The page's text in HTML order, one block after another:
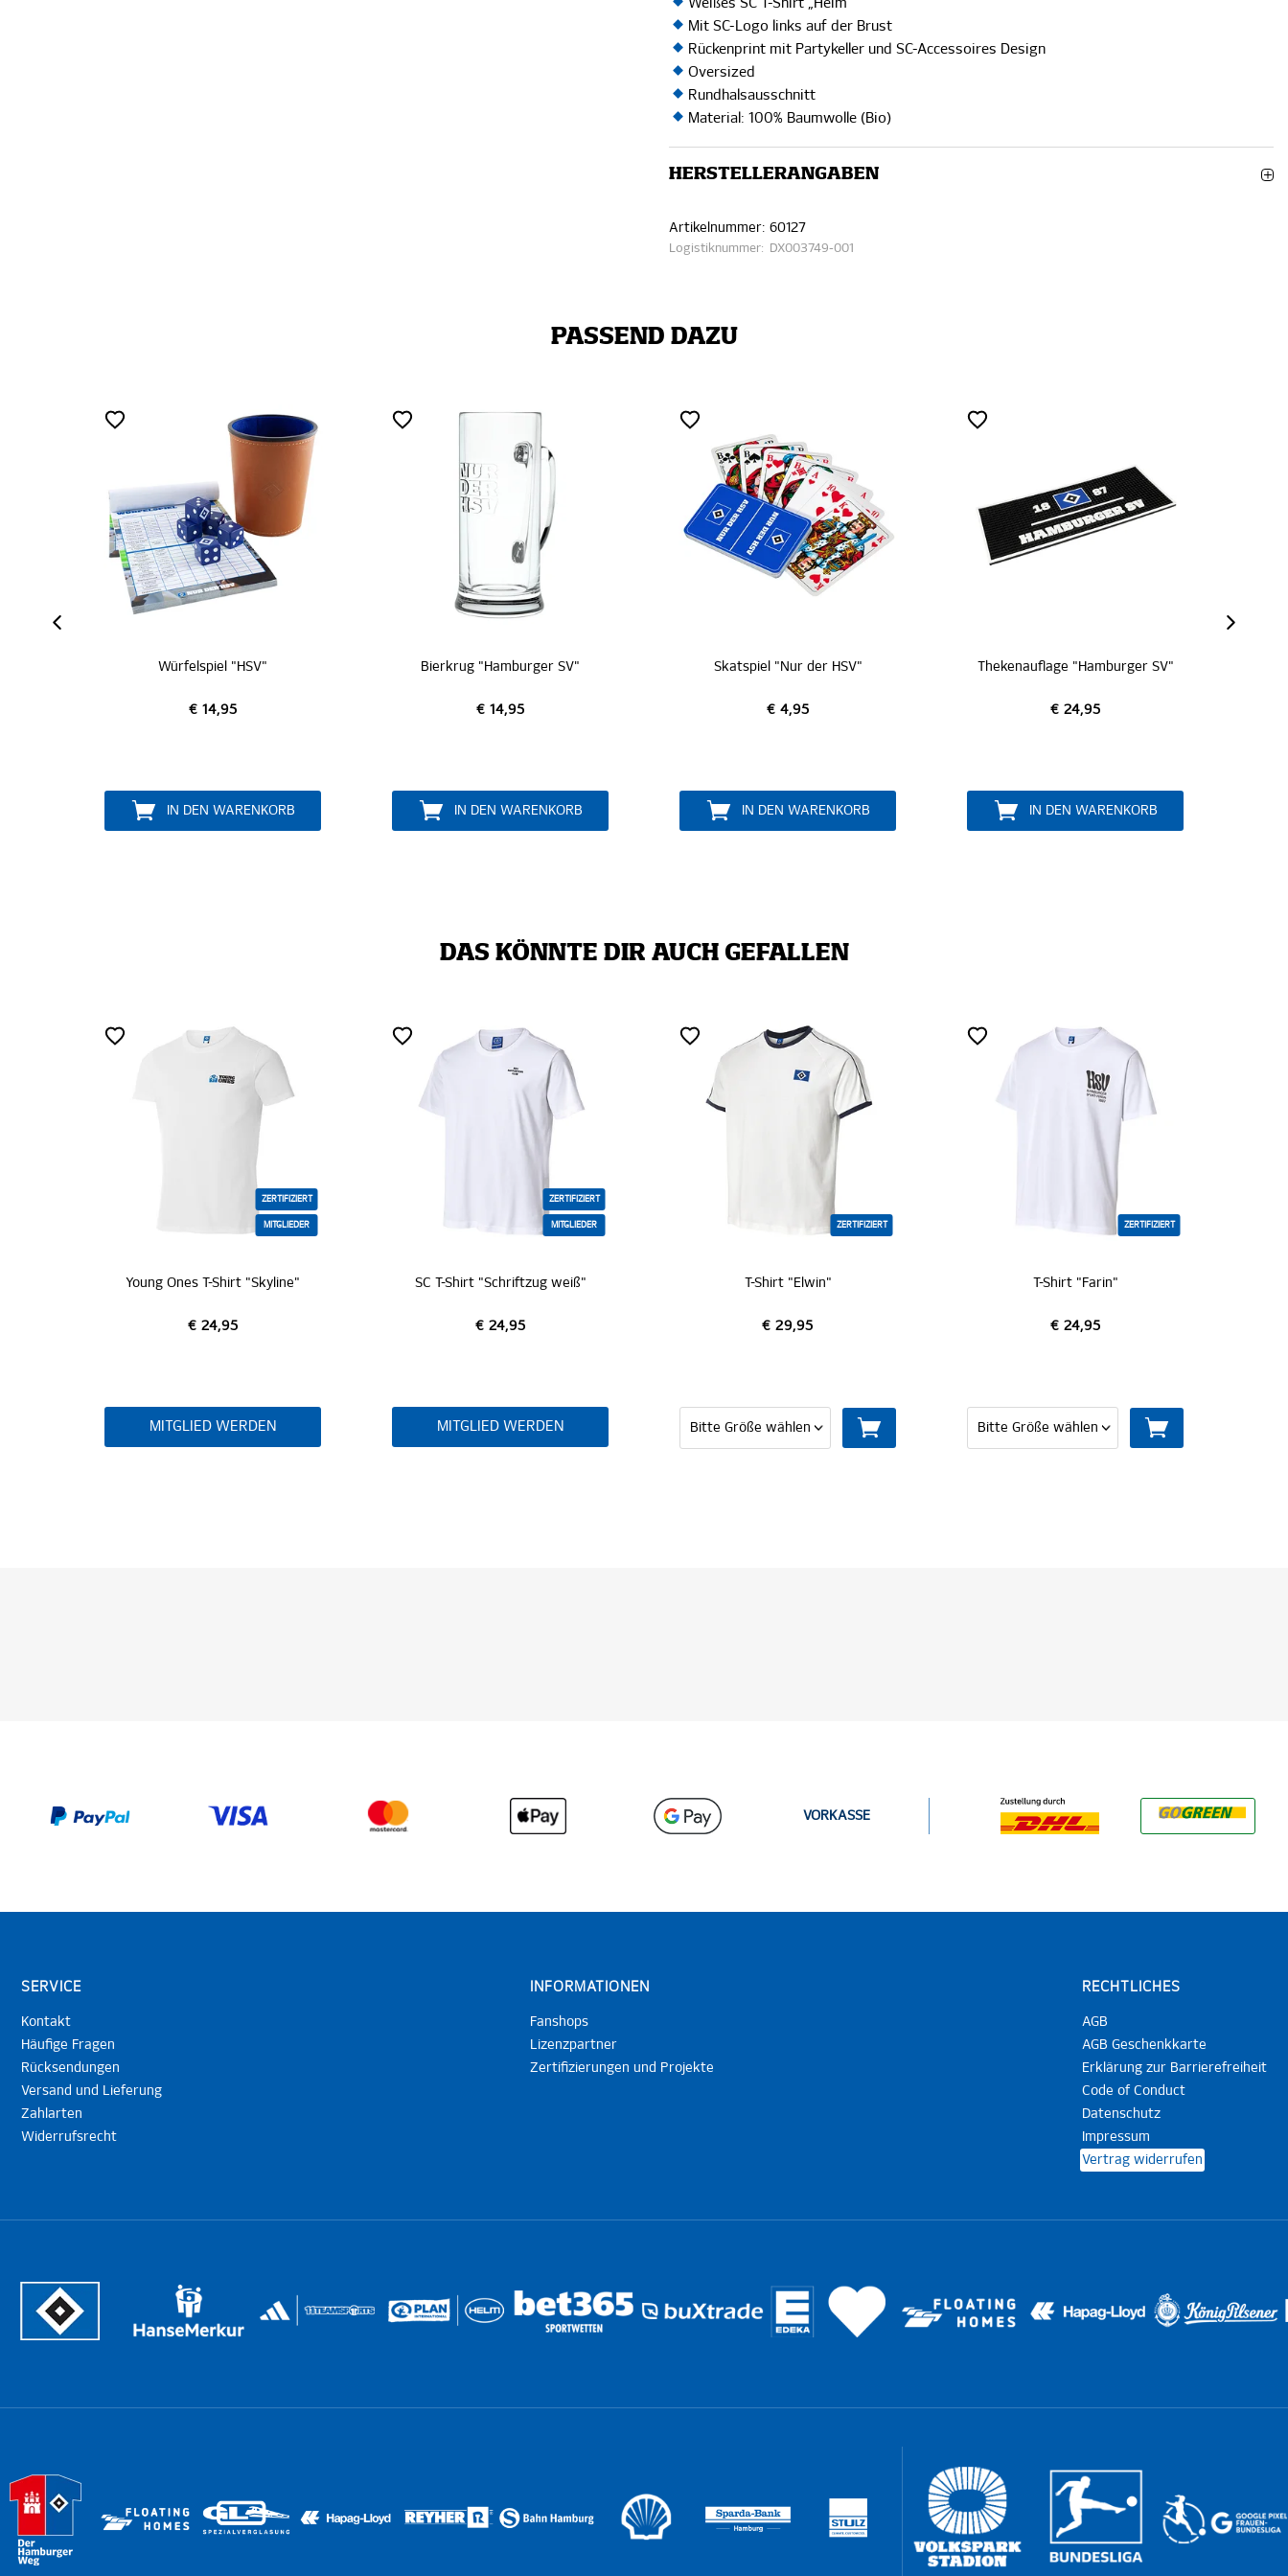
Weißes SC T-Shirt „Heim“
Mit SC-Logo links auf der Brust
Rückenprint mit Partykeller und SC-Accessoires Design
Oversized
Rundhalsausschnitt
Material: 100% Baumwolle (Bio)
HERSTELLERANGABEN
Artikelnummer: 60127
Logistiknummer: DX003749-001
PASSEND DAZU
Würfelspiel "HSV"
€ 14,95
IN DEN WARENKORB
Bierkrug "Hamburger SV"
€ 14,95
IN DEN WARENKORB
Skatspiel "Nur der HSV"
€ 4,95
IN DEN WARENKORB
Thekenauflage "Hamburger SV"
€ 24,95
IN DEN WARENKORB
DAS KÖNNTE DIR AUCH GEFALLEN
Young Ones T-Shirt "Skyline"
MITGLIED WERDEN
SC T-Shirt "Schriftzug weiß"
MITGLIED WERDEN
T-Shirt "Elwin"
€ 29,95
T-Shirt "Farin"
VORKASSE
SERVICE
Kontakt
Häufige Fragen
Rücksendungen
Versand und Lieferung
Zahlarten
Widerrufsrecht
INFORMATIONEN
Fanshops
Lizenzpartner
Zertifizierungen und Projekte
RECHTLICHES
AGB
AGB Geschenkkarte
Erklärung zur Barrierefreiheit
Code of Conduct
Datenschutz
Impressum
Vertrag widerrufen